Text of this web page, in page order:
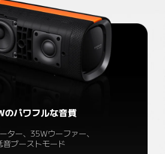
のパワフルな音質
ター、35Wウーファー、
音ブーストモード